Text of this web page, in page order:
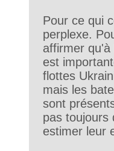
Pour ce qui
perplexe.
affirmer qu'à
est
flottes
mais les
sont
pas toujours
estimer leur